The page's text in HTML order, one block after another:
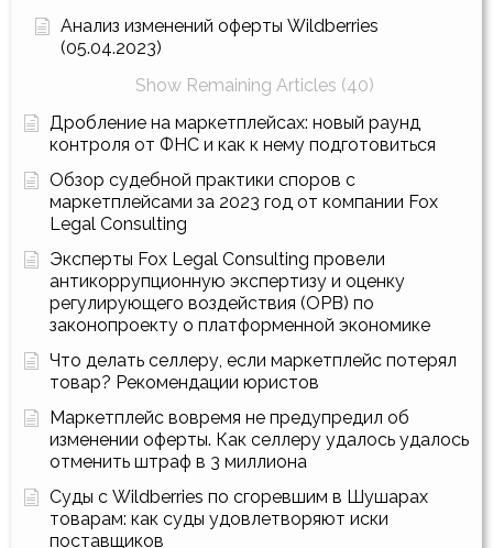
Анализ изменений оферты Wildberries
(05.04.2023)
Show Remaining Articles (40)
Дробление на маркетплейсах: новый раунд
контроля от ФНС и как к нему подготовиться
Обзор судебной практики споров с
маркетплейсами за 2023 год от компании Fox
Legal Consulting
Эксперты Fox Legal Consulting провели
антикоррупционную экспертизу и оценку
регулирующего воздействия (ОРВ) по
законопроекту о платформенной экономике
Что делать селлеру, если маркетплейс потерял
товар? Рекомендации юристов
Маркетплейс вовремя не предупредил об
изменении оферты. Как селлеру удалось удалось
отменить штраф в 3 миллиона
Суды с Wildberries по сгоревшим в Шушарах
товарам: как суды удовлетворяют иски
поставщиков